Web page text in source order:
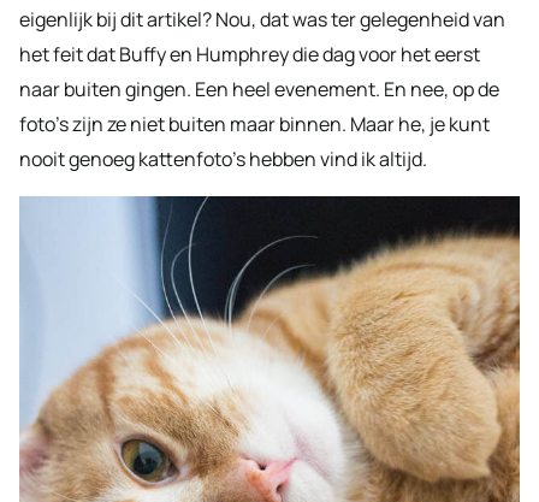
eigenlijk bij dit artikel? Nou, dat was ter gelegenheid van
het feit dat Buffy en Humphrey die dag voor het eerst
naar buiten gingen. Een heel evenement. En nee, op de
foto’s zijn ze niet buiten maar binnen. Maar he, je kunt
nooit genoeg kattenfoto’s hebben vind ik altijd.